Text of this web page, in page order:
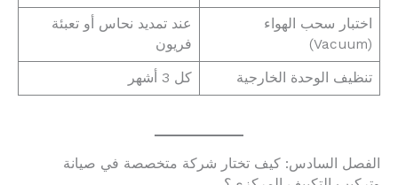
اختبار سحب الهواء
(Vacuum)
عند تمديد نحاس أو تعبئة
فريون
تنظيف الوحدة الخارجية كل 3 أشهر
الفصل السادس: كيف تختار شركة متخصصة في صيانة